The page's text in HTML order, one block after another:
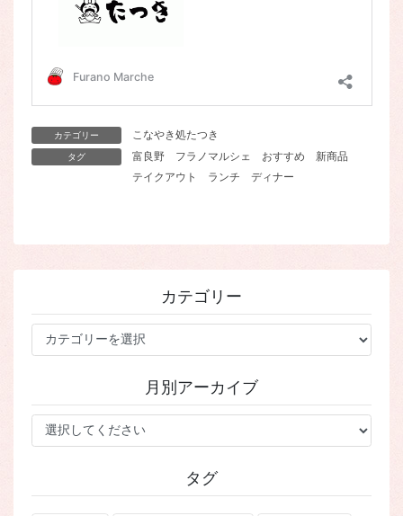
カテゴリー こなやき処たつき
タグ 富良野 フラノマルシェ おすすめ
新商品
テイクアウト
ランチ ディナー
カテゴリー
テ
ー
月別アーカイブ
タグ